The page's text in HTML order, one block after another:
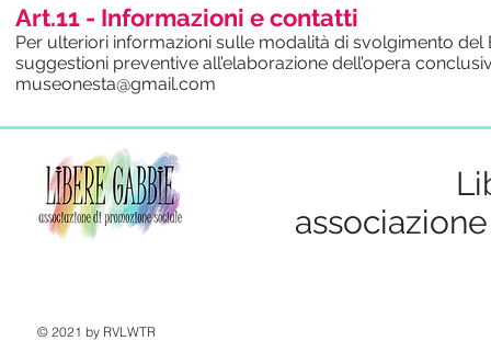
Art.11 - Informazioni e contatti
Per ulteriori informazioni sulle modalità di svolgimento
suggestioni preventive all’elaborazione dell’opera
museonesta@gmail.com
© 2021 by RVLWTR